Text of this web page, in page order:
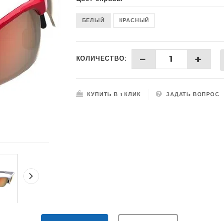
БЕЛЫЙ КРАСНЫЙ
КОЛИЧЕСТВО:
КУПИТЬ В 1 КЛИК ЗАДАТЬ ВОПРОС